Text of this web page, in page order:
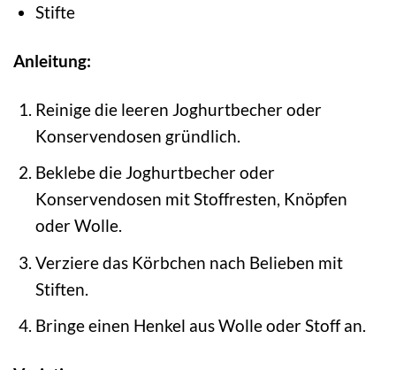
Stifte
Anleitung:
Reinige die leeren Joghurtbecher oder
Konservendosen gründlich.
Beklebe die Joghurtbecher oder
Konservendosen mit Stoffresten, Knöpfen
oder Wolle.
Verziere das Körbchen nach Belieben mit
Stiften.
Bringe einen Henkel aus Wolle oder Stoff an.